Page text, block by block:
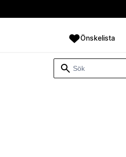
Önskelista